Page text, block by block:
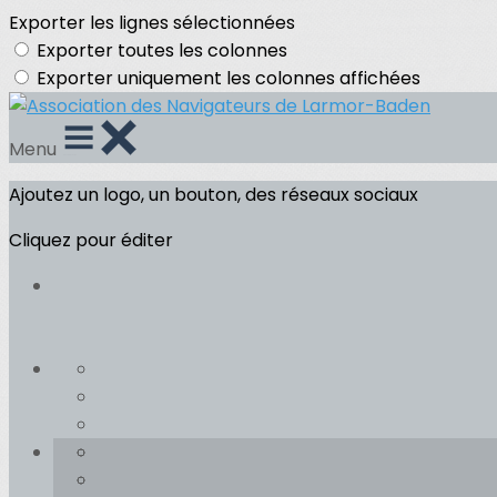
Exporter les lignes sélectionnées
Exporter toutes les colonnes
Exporter uniquement les colonnes affichées
Menu
Ajoutez un logo, un bouton, des réseaux sociaux
Cliquez pour éditer